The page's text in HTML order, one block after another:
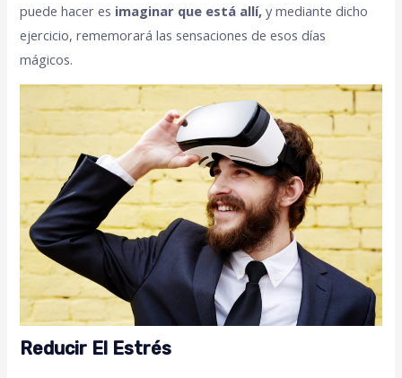
puede hacer es imaginar que está allí,y mediante dicho
ejercicio, rememorará las sensaciones de esos días
mágicos.
Reducir El Estrés